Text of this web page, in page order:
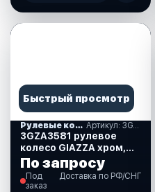
Быстрый просмотр
Рулевые колеса, спиннеры Артикул: 3GZA3581
3GZA3581 рулевое
колесо GIAZZA хром,
д.350 мм
По запросу
Под
заказ
Доставка по РФ/СНГ